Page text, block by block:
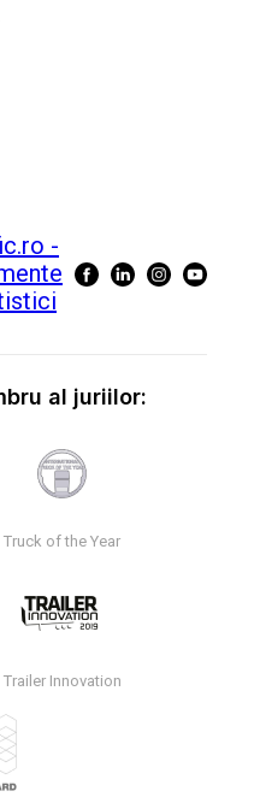
al juriilor:
Truck of the Year
Trailer Innovation